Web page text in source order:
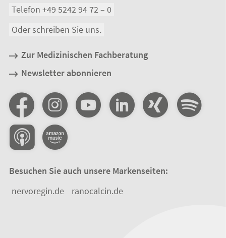
Telefon +49 5242 94 72 – 0
Oder schreiben Sie uns.
Zur Medizinischen Fachberatung
Newsletter abonnieren
Besuchen Sie auch unsere Markenseiten:
nervoregin.de
ranocalcin.de